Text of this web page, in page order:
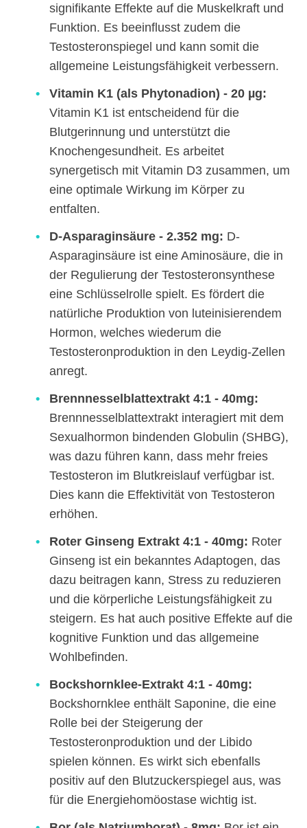
signifikante Effekte auf die Muskelkraft und
Funktion. Es beeinflusst zudem die
Testosteronspiegel und kann somit die
allgemeine Leistungsfähigkeit verbessern.
Vitamin K1 (als Phytonadion) - 20 µg:
Vitamin K1 ist entscheidend für die
Blutgerinnung und unterstützt die
Knochengesundheit. Es arbeitet
synergetisch mit Vitamin D3 zusammen, um
eine optimale Wirkung im Körper zu
entfalten.
D-Asparaginsäure - 2.352 mg: D-
Asparaginsäure ist eine Aminosäure, die in
der Regulierung der Testosteronsynthese
eine Schlüsselrolle spielt. Es fördert die
natürliche Produktion von luteinisierendem
Hormon, welches wiederum die
Testosteronproduktion in den Leydig-Zellen
anregt.
Brennnesselblattextrakt 4:1 - 40mg:
Brennnesselblattextrakt interagiert mit dem
Sexualhormon bindenden Globulin (SHBG),
was dazu führen kann, dass mehr freies
Testosteron im Blutkreislauf verfügbar ist.
Dies kann die Effektivität von Testosteron
erhöhen.
Roter Ginseng Extrakt 4:1 - 40mg: Roter
Ginseng ist ein bekanntes Adaptogen, das
dazu beitragen kann, Stress zu reduzieren
und die körperliche Leistungsfähigkeit zu
steigern. Es hat auch positive Effekte auf die
kognitive Funktion und das allgemeine
Wohlbefinden.
Bockshornklee-Extrakt 4:1 - 40mg:
Bockshornklee enthält Saponine, die eine
Rolle bei der Steigerung der
Testosteronproduktion und der Libido
spielen können. Es wirkt sich ebenfalls
positiv auf den Blutzuckerspiegel aus, was
für die Energiehomöostase wichtig ist.